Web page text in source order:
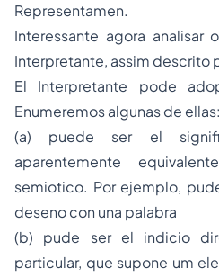
Representamen.
Interessante agora analisar
Interpretante, assim descrito
El Interpretante pode
Enumeremos algunas de ellas:
(a) puede ser el
aparentemente
semiotico. Por ejemplo,
deseno con una palabra
(b) pude ser el indicio
particular, que supone um